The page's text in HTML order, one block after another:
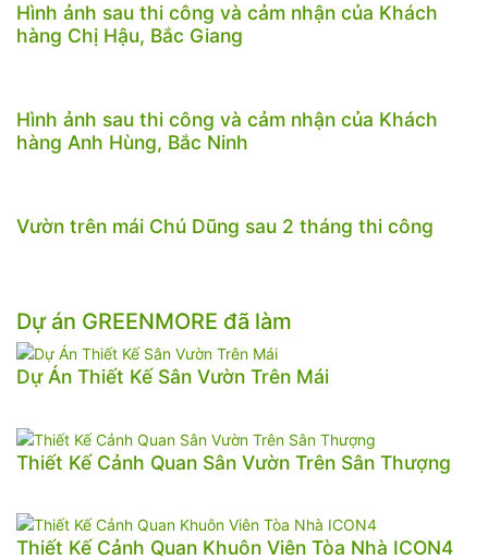
Hình ảnh sau thi công và cảm nhận của Khách
hàng Chị Hậu, Bắc Giang
Hình ảnh sau thi công và cảm nhận của Khách
hàng Anh Hùng, Bắc Ninh
Vườn trên mái Chú Dũng sau 2 tháng thi công
Dự án GREENMORE đã làm
Dự Án Thiết Kế Sân Vườn Trên Mái
Thiết Kế Cảnh Quan Sân Vườn Trên Sân Thượng
Thiết Kế Cảnh Quan Khuôn Viên Tòa Nhà ICON4